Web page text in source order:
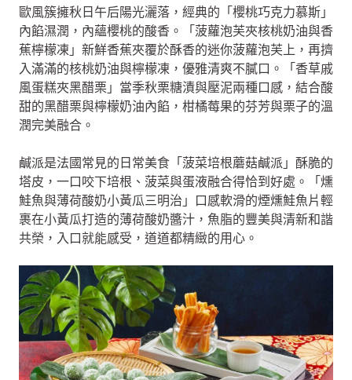
歐風簇擁秋日午后陽光灑落，經典的「櫻桃巧克力慕斯」
內餡濕潤，內蘊櫻桃的酸香。「菠蘿泡芙夾核桃奶油與香
蕉檸檬凍」新鮮香蕉夾覆於酥香的迷你菠蘿泡芙上，再擠
入滿滿的核桃奶油與檸檬凍，優雅清爽不膩口。「香草戚
風蛋糕夾黑醋栗」當季秋栗糖漬與壓泥兩種口感，結合酸
甜的黑醋栗與檸檬奶油內餡，柑橘莓果的芬芳與栗子的溫
潤完美融合。
鹹派是法國常見的日常美食「菠菜培根蘑菇鹹派」酥脆的
塔皮，一口咬下培根、菠菜與蛋液融合得恰到好處。「燻
鮭魚與薄荷酸奶小黃瓜三明治」口感軟滑的煙燻鮭魚片輕
裹在小黃瓜打造的薄荷酸奶醬汁，魚脂的豐美與清新和諧
共榮，入口就能感受，道道都精緻的用心。